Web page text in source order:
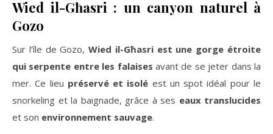
Wied il-Għasri : un canyon naturel à
Gozo
Sur l’île de Gozo,Wied il-Għasri est une gorge étroite
qui serpente entre les falaises avant de se jeter dans la
mer. Ce lieu préservé et isolé est un spot idéal pour le
snorkeling et la baignade, grâce à ses eaux translucides
et son environnement sauvage.